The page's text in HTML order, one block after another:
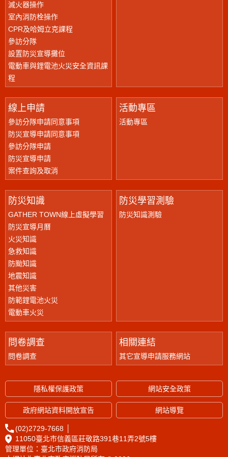
滅火器操作
室內消防栓操作
CPR及哈姆立克課程
參訪分隊
設置防災宣導攤位
電動車與鋰電池火災安全資訊課
程
線上申請
參訪分隊申請同意事項
防災宣導申請同意事項
參訪分隊申請
防災宣導申請
案件查詢及取消
活動專區
活動專區
防災知識
GATHER TOWN線上虛擬學習
防災宣導月曆
火災知識
急救知識
防颱知識
地震知識
其他災害
防範鋰電池火災
電動車火災
防災學習測驗
防災知識測驗
問卷調查
問卷調查
相關連結
其它宣導申請服務網站
隱私權保護政策 網站安全政策
政府網站資料開放宣告 網站導覽
(02)2729-7668
11050臺北市信義區莊敬路391巷11弄2號5樓
管理單位：臺北市政府消防局